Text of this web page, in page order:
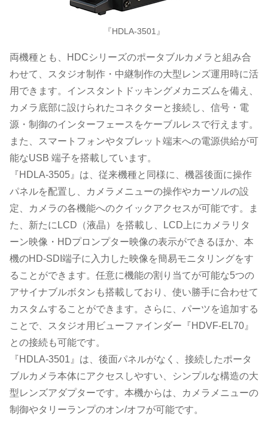
両機種とも、HDCシリーズのポータブルカメラと組み合
わせて、スタジオ制作・中継制作の大型レンズ運用時に活
用できます。インスタントドッキングメカニズムを備え、
カメラ底部に設けられたコネクターと接続し、信号・電
源・制御のインターフェースをケーブルレスで行えます。
また、スマートフォンやタブレット端末への電源供給が可
能なUSB 端子を搭載しています。
『HDLA-3505』は、従来機種と同様に、機器後面に操作
パネルを配置し、カメラメニューの操作やカーソルの設
定、カメラの各機能へのクイックアクセスが可能です。ま
た、新たにLCD（液晶）を搭載し、LCD上にカメラリタ
ーン映像・HDプロンプター映像の表示ができるほか、本
機のHD-SDI端子に入力した映像を簡易モニタリングをす
ることができます。任意に機能の割り当てが可能な5つの
アサイナブルボタンも搭載しており、使い勝手に合わせて
カスタムすることができます。さらに、パーツを追加する
ことで、スタジオ用ビューファインダー『HDVF-EL70』
との接続も可能です。
『HDLA-3501』は、後面パネルがなく、接続したポータ
ブルカメラ本体にアクセスしやすい、シンプルな構造の大
型レンズアダプターです。本機からは、カメラメニューの
制御やタリーランプのオン/オフが可能です。
『HDLA-3501』